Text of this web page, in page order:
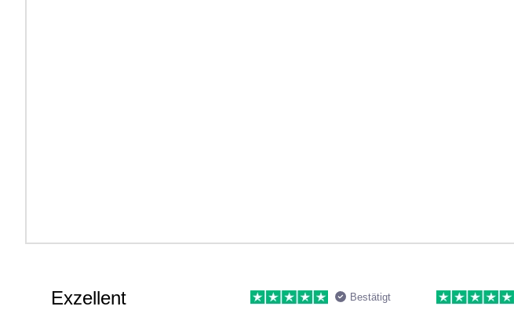
Exzellent Bestätigt